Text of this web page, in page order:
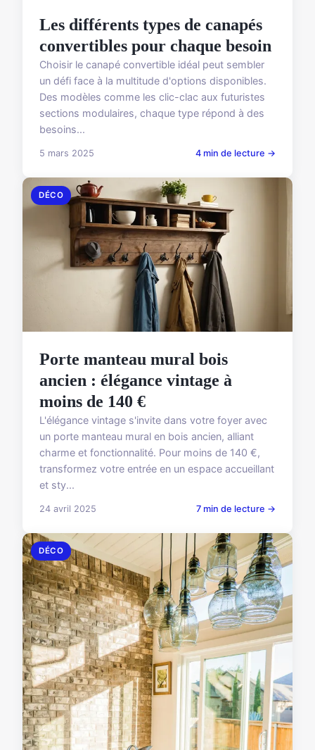
Les différents types de canapés
convertibles pour chaque besoin
Choisir le canapé convertible idéal peut sembler
un défi face à la multitude d'options disponibles.
Des modèles comme les clic-clac aux futuristes
sections modulaires, chaque type répond à des
besoins...
5 mars 2025 4 min de lecture →
DÉCO
Porte manteau mural bois
ancien : élégance vintage à
moins de 140 €
L'élégance vintage s'invite dans votre foyer avec
un porte manteau mural en bois ancien, alliant
charme et fonctionnalité. Pour moins de 140 €,
transformez votre entrée en un espace accueillant
et sty...
24 avril 2025 7 min de lecture →
DÉCO